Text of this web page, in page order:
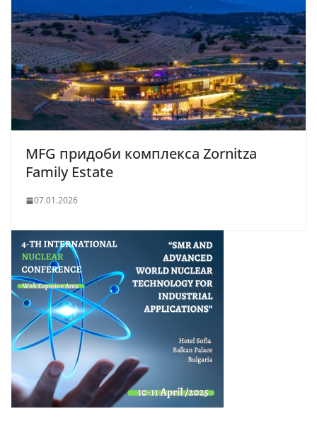
MFG придоби комплекса Zornitza
Family Estate
07.01.2026